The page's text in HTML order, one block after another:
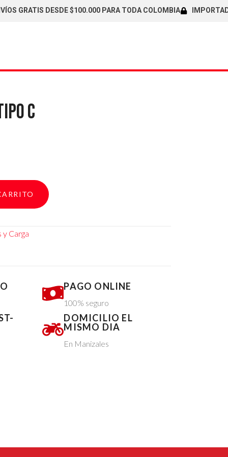
GRATIS DESDE $100.000 PARA TODA COLOMBIA
C
Carga
PAGO ONLINE
100% seguro
DOMICILIO EL
MISMO DIA
En Manizales